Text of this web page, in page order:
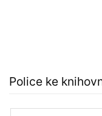
Police ke